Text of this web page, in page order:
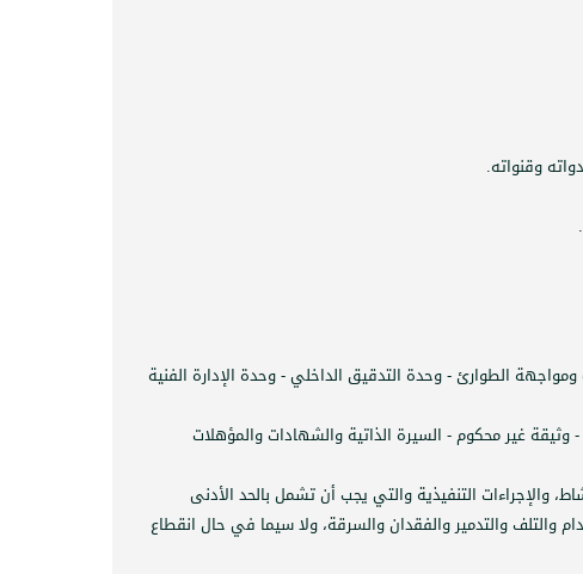
وقنواته.
الطوارئ - وحدة التدقيق الداخلي - وحدة الإدارة الفنية
وثيقة غير محكوم - السيرة الذاتية والشهادات والمؤهلات
والإجراءات التنفيذية والتي يجب أن تشمل بالحد الأدنى
والتلف والتدمير والفقدان والسرقة، ولا سيما في حال انقطاع